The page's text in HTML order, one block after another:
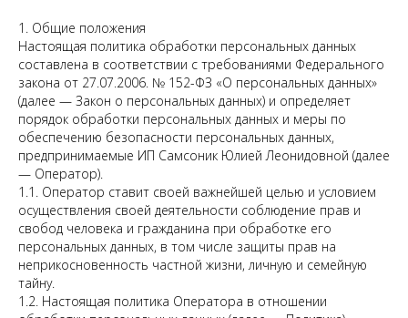
1. Общие положения
Настоящая политика обработки персональных данных
составлена в соответствии с требованиями Федерального
закона от 27.07.2006. № 152-ФЗ «О персональных данных»
(далее — Закон о персональных данных) и определяет
порядок обработки персональных данных и меры по
обеспечению безопасности персональных данных,
предпринимаемые ИП Самсоник Юлией Леонидовной (далее
— Оператор).
1.1. Оператор ставит своей важнейшей целью и условием
осуществления своей деятельности соблюдение прав и
свобод человека и гражданина при обработке его
персональных данных, в том числе защиты прав на
неприкосновенность частной жизни, личную и семейную
тайну.
1.2. Настоящая политика Оператора в отношении